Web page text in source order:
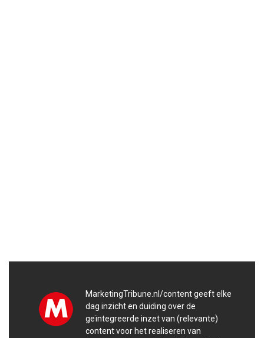
MarketingTribune.nl/content geeft elke
dag inzicht en duiding over de
geïntegreerde inzet van (relevante)
content voor het realiseren van